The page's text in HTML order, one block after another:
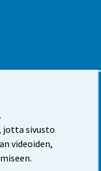
sivusto
videoiden,